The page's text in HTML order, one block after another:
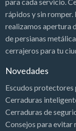
rápidos y sin romper.
realizamos apertura
de persianas
cerrajeros para tu
Novedades
Escudos protectores
Cerraduras
Cerraduras de
Consejos para evitar